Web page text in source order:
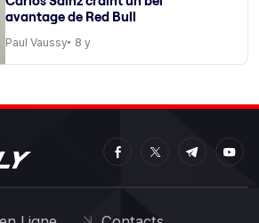
avantage de Red Bull
Paul Vaussy 8 y